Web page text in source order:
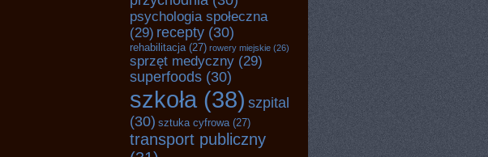
psychologia społeczna
(29) recepty (30)
rehabilitacja(27) rowery miejskie (26)
sprzęt medyczny (29)
superfoods (30)
szkoła (38) szpital
(30) sztuka cyfrowa(27)
transport publiczny